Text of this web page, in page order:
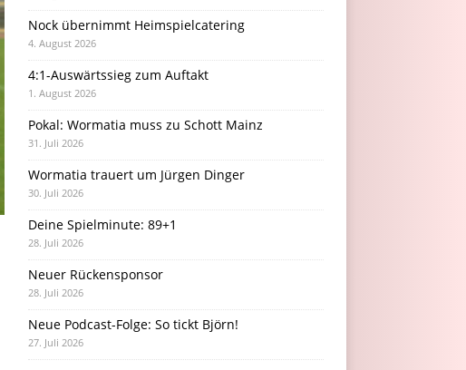
Nock übernimmt Heimspielcatering
4. August 2026
4:1-Auswärtssieg zum Auftakt
1. August 2026
Pokal: Wormatia muss zu Schott Mainz
31. Juli 2026
Wormatia trauert um Jürgen Dinger
30. Juli 2026
Deine Spielminute: 89+1
28. Juli 2026
Neuer Rückensponsor
28. Juli 2026
Neue Podcast-Folge: So tickt Björn!
27. Juli 2026